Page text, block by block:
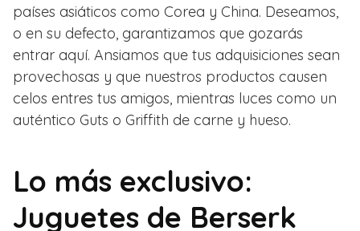
países asiáticos como Corea y China. Deseamos,
o en su defecto, garantizamos que gozarás
entrar aquí. Ansiamos que tus adquisiciones sean
provechosas y que nuestros productos causen
celos entres tus amigos, mientras luces como un
auténtico Guts o Griffith de carne y hueso.
Lo más exclusivo:
Juguetes de Berserk